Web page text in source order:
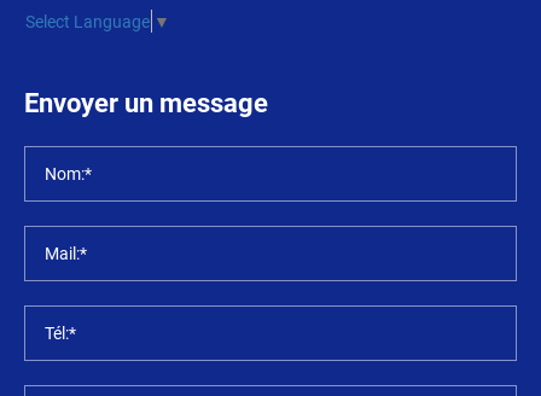
Select Language ▼
Envoyer un message
Nom:*
Mail:*
Tél:*